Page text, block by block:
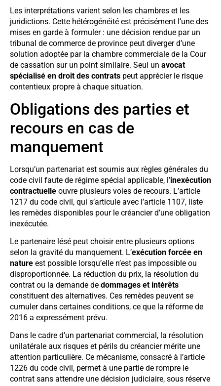
Les interprétations varient selon les chambres et les
juridictions. Cette hétérogénéité est précisément l’une des
mises en garde à formuler : une décision rendue par un
tribunal de commerce de province peut diverger d’une
solution adoptée par la chambre commerciale de la Cour
de cassation sur un point similaire. Seul un avocat
spécialisé en droit des contrats peut apprécier le risque
contentieux propre à chaque situation.
Obligations des parties et
recours en cas de
manquement
Lorsqu’un partenariat est soumis aux règles générales du
code civil faute de régime spécial applicable, l’inexécution
contractuelle ouvre plusieurs voies de recours. L’article
1217 du code civil, qui s’articule avec l’article 1107, liste
les remèdes disponibles pour le créancier d’une obligation
inexécutée.
Le partenaire lésé peut choisir entre plusieurs options
selon la gravité du manquement. L’exécution forcée en
nature est possible lorsqu’elle n’est pas impossible ou
disproportionnée. La réduction du prix, la résolution du
contrat ou la demande de dommages et intérêts
constituent des alternatives. Ces remèdes peuvent se
cumuler dans certaines conditions, ce que la réforme de
2016 a expressément prévu.
Dans le cadre d’un partenariat commercial, la résolution
unilatérale aux risques et périls du créancier mérite une
attention particulière. Ce mécanisme, consacré à l’article
1226 du code civil, permet à une partie de rompre le
contrat sans attendre une décision judiciaire, sous réserve